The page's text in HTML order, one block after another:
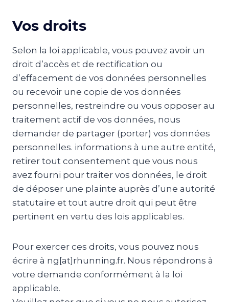
Vos droits
Selon la loi applicable, vous pouvez avoir un
droit d’accès et de rectification ou
d’effacement de vos données personnelles
ou recevoir une copie de vos données
personnelles, restreindre ou vous opposer au
traitement actif de vos données, nous
demander de partager (porter) vos données
personnelles. informations à une autre entité,
retirer tout consentement que vous nous
avez fourni pour traiter vos données, le droit
de déposer une plainte auprès d’une autorité
statutaire et tout autre droit qui peut être
pertinent en vertu des lois applicables.
Pour exercer ces droits, vous pouvez nous
écrire à ng[at]rhunning.fr. Nous répondrons à
votre demande conformément à la loi
applicable.